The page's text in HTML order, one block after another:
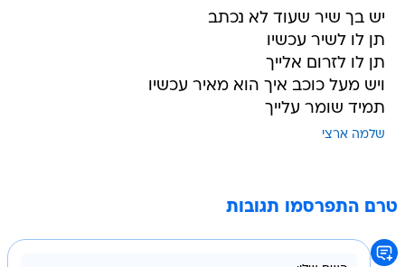
יש בך שיר שעוד לא נכתב
תן לו לשיר עכשיו
תן לו לזרום אלייך
ויש מעל כוכב איך הוא מאיר עכשיו
תמיד שומר עלייך
שלמה ארצי
טרם התפרסמו תגובות